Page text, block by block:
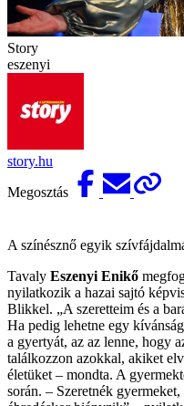
Story
eszenyi
story.hu
Megosztás
A színésznő egyik
Tavaly Eszenyi Enikő
nyilatkozik a hazai sajtó
Blikkel. „A szeretteim és a
Ha pedig lehetne egy
a gyertyát, az az lenne, hogy
találkozzon azokkal, akiket
életüket – mondta. A
során. – Szeretnék